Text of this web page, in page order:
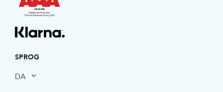
SPROG
DA